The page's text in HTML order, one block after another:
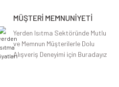
MÜŞTERİ MEMNUNİYETİ
Yerden Isıtma Sektöründe Mutlu
ve Memnun Müşterilerle Dolu
Alışveriş Deneyimi için Buradayız